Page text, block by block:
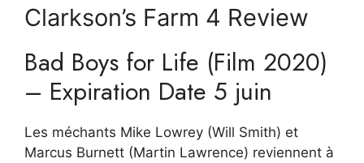
Clarkson’s Farm 4 Review
Bad Boys for Life (Film 2020)
– Expiration Date 5 juin
Les méchants Mike Lowrey (Will Smith) et
Marcus Burnett (Martin Lawrence) reviennent à